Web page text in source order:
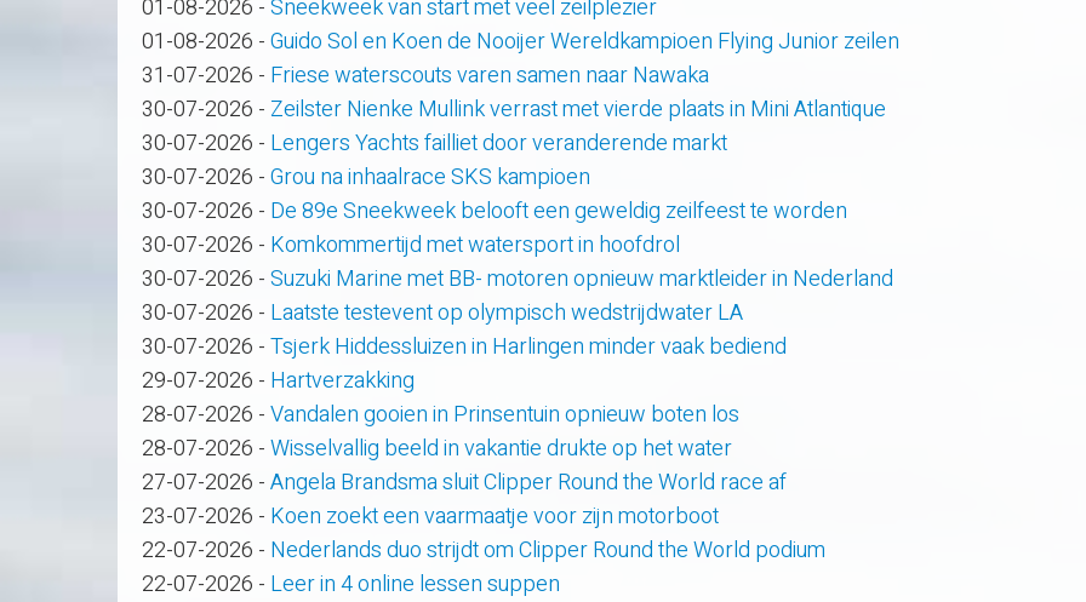
01-08-2026 -Sneekweek van start met veel zeilplezier
01-08-2026 -Guido Sol en Koen de Nooijer Wereldkampioen Flying Junior zeilen
31-07-2026 - Friese waterscouts varen samen naar Nawaka
30-07-2026 - Zeilster Nienke Mullink verrast met vierde plaats in Mini Atlantique
30-07-2026 - Lengers Yachts failliet door veranderende markt
30-07-2026 -Grou na inhaalrace SKS kampioen
30-07-2026 - De 89e Sneekweek belooft een geweldig zeilfeest te worden
30-07-2026 - Komkommertijd met watersport in hoofdrol
30-07-2026 -Suzuki Marine met BB- motoren opnieuw marktleider in Nederland
30-07-2026 - Laatste testevent op olympisch wedstrijdwater LA
30-07-2026 -Tsjerk Hiddessluizen in Harlingen minder vaak bediend
29-07-2026 - Hartverzakking
28-07-2026 -Vandalen gooien in Prinsentuin opnieuw boten los
28-07-2026 -Wisselvallig beeld in vakantie drukte op het water
27-07-2026 -Angela Brandsma sluit Clipper Round the World race af
23-07-2026 - Koen zoekt een vaarmaatje voor zijn motorboot
22-07-2026 - Nederlands duo strijdt om Clipper Round the World podium
22-07-2026 - Leer in 4 online lessen suppen